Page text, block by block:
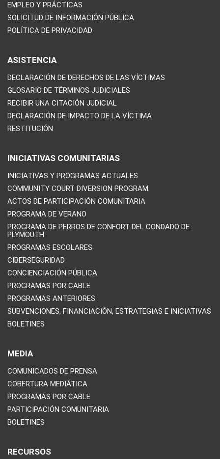
EMPLEO Y PRÁCTICAS
SOLICITUD DE INFORMACIÓN PÚBLICA
POLÍTICA DE PRIVACIDAD
ASISTENCIA
DECLARACIÓN DE DERECHOS DE LAS VÍCTIMAS
GLOSARIO DE TÉRMINOS JUDICIALES
RECIBIR UNA CITACIÓN JUDICIAL
DECLARACIÓN DE IMPACTO DE LA VÍCTIMA
RESTITUCIÓN
INICIATIVAS COMUNITARIAS
INICIATIVAS Y PROGRAMAS ACTUALES
COMMUNITY COURT DIVERSION PROGRAM
ACTOS DE PARTICIPACIÓN COMUNITARIA
PROGRAMA DE VERANO
PROGRAMA DE PERROS DE CONFORT DEL CONDADO DE
PLYMOUTH
PROGRAMAS ESCOLARES
CIBERSEGURIDAD
CONCIENCIACIÓN PÚBLICA
PROGRAMAS POR CABLE
PROGRAMAS ANTERIORES
SUBVENCIONES, FINANCIACIÓN, ESTRATEGIAS E INICIATIVAS
BOLETINES
MEDIA
COMUNICADOS DE PRENSA
COBERTURA MEDIÁTICA
PROGRAMAS POR CABLE
PARTICIPACIÓN COMUNITARIA
BOLETINES
RECURSOS